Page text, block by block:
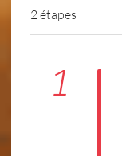
2 étapes
1